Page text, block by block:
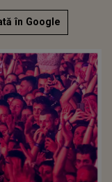
în Google